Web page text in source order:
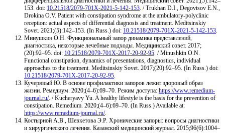
153. doi: 10.21518/2079-701X-2021-5-142-153 . / Trukhan D.I., Degovtsov E.N.,
Drokina O.V. Patient with constipation syndrome at the ambulatory-polyclinic
reception: actual aspects of differential diagnosis and treatment. Meditsinskiy
Sovet. 2021;(5):142–153. (In Russ.) doi: 10.21518/2079-701X-2021-5-142-153
Минушкин О.Н. Функциональный запор динамика представлений,
диагностика, некоторые лечебные подходы. Медицинский совет. 2017;
(20):92–95. doi: 10.21518/2079-701X-2017-20-92-95 . / Minushkin O.N.
Functional constipation, dynamics of presentations, diagnostics, individual
approaches to the treatment. Meditsinskiy Sovet. 2017;(20):92–95. (In Russ.) doi:
10.21518/2079-701X-2017-20-92-95
Кучерявый Ю. В основе профилактики запоров лежит здоровый образ
жизни. Ремедиум. 2020;(4–6):69–70. Режим доступа: https://www.remedium-
journal.ru/. / Kucheryavy Yu. A healthy lifestyle is the basis for the prevention of
constipation. Remedium. 2020;(4–6):69–70. (In Russ.) Available at:
https://www.remedium-journal.ru/.
Костырной А.В., Шевкетова Э.Р. Хронические запоры: вопросы диагностики
и хирургического лечения. Казанский медицинский журнал. 2015;96(6):1004–